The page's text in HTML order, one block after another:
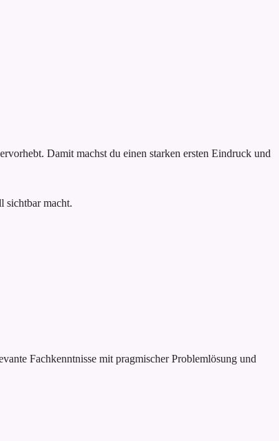
Damit machst du einen starken ersten Eindruck und
sichtbar macht.
Fachkenntnisse mit pragmischer Problemlösung und